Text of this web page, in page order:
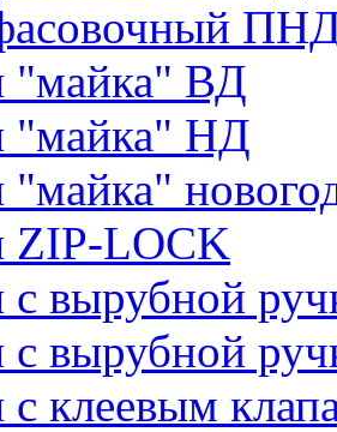
"майка" ВД
"майка" НД
"майка"
ZIP-LOCK
с вырубной
вырубной
с клеевым